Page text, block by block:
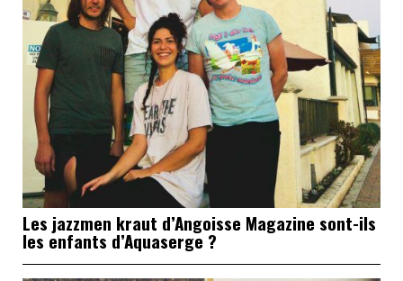
Les jazzmen kraut d’Angoisse Magazine sont-ils
les enfants d’Aquaserge ?